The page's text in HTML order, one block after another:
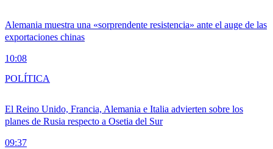
Alemania muestra una «sorprendente resistencia» ante el auge de las
exportaciones chinas
10:08
El Reino Unido, Francia, Alemania e Italia advierten sobre los
planes de Rusia respecto a Osetia del Sur
09:37
POLÍTICA